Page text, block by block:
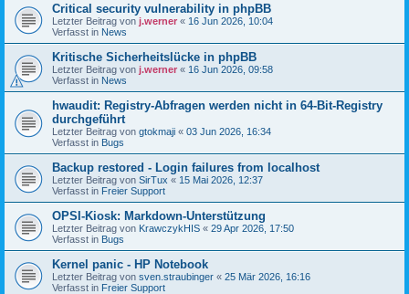
Critical security vulnerability in phpBB
Letzter Beitrag von j.werner « 16 Jun 2026, 10:04
Verfasst in News
Kritische Sicherheitslücke in phpBB
Letzter Beitrag von j.werner « 16 Jun 2026, 09:58
Verfasst in News
hwaudit: Registry-Abfragen werden nicht in 64-Bit-Registry
durchgeführt
Letzter Beitrag von gtokmaji « 03 Jun 2026, 16:34
Verfasst in Bugs
Backup restored - Login failures from localhost
Letzter Beitrag von SirTux « 15 Mai 2026, 12:37
Verfasst in Freier Support
OPSI-Kiosk: Markdown-Unterstützung
Letzter Beitrag von KrawczykHIS « 29 Apr 2026, 17:50
Verfasst in Bugs
Kernel panic - HP Notebook
Letzter Beitrag von sven.straubinger « 25 Mär 2026, 16:16
Verfasst in Freier Support